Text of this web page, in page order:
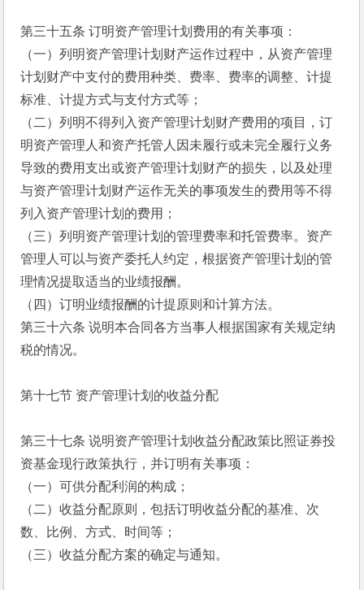
第三十五条 订明资产管理计划费用的有关事项：
（一）列明资产管理计划财产运作过程中，从资产管理
计划财产中支付的费用种类、费率、费率的调整、计提
标准、计提方式与支付方式等；
（二）列明不得列入资产管理计划财产费用的项目，订
明资产管理人和资产托管人因未履行或未完全履行义务
导致的费用支出或资产管理计划财产的损失，以及处理
与资产管理计划财产运作无关的事项发生的费用等不得
列入资产管理计划的费用；
（三）列明资产管理计划的管理费率和托管费率。资产
管理人可以与资产委托人约定，根据资产管理计划的管
理情况提取适当的业绩报酬。
（四）订明业绩报酬的计提原则和计算方法。
第三十六条 说明本合同各方当事人根据国家有关规定纳
税的情况。
第十七节 资产管理计划的收益分配
第三十七条 说明资产管理计划收益分配政策比照证券投
资基金现行政策执行，并订明有关事项：
（一）可供分配利润的构成；
（二）收益分配原则，包括订明收益分配的基准、次
数、比例、方式、时间等；
（三）收益分配方案的确定与通知。